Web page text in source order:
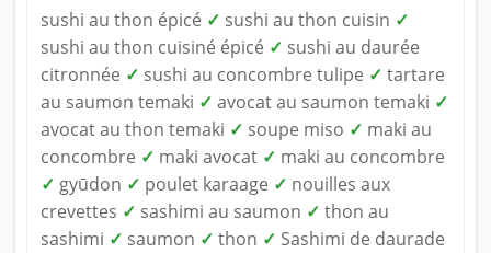
sushi au thon épicé ✓ sushi au thon cuisin ✓
sushi au thon cuisiné épicé ✓ sushi au daurée
citronnée ✓ sushi au concombre tulipe ✓ tartare
au saumon temaki ✓ avocat au saumon temaki ✓
avocat au thon temaki ✓ soupe miso ✓ maki au
concombre ✓ maki avocat ✓ maki au concombre
✓ gyūdon ✓ poulet karaage ✓ nouilles aux
crevettes ✓ sashimi au saumon ✓ thon au
sashimi ✓ saumon ✓ thon ✓ Sashimi de daurade